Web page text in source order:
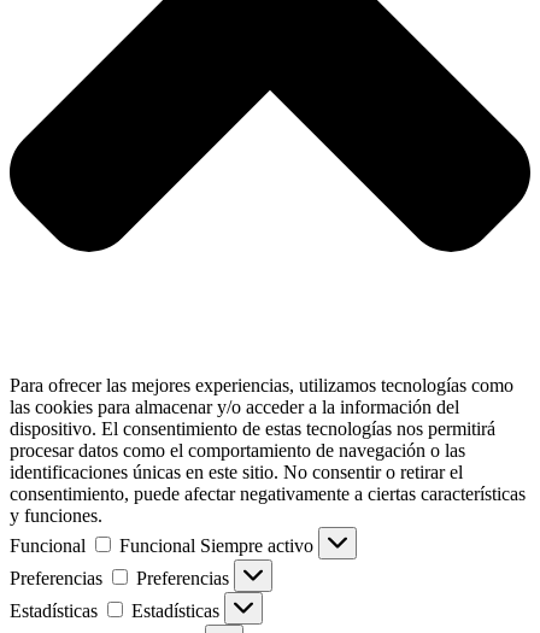
Para ofrecer las mejores experiencias, utilizamos tecnologías como
las cookies para almacenar y/o acceder a la información del
dispositivo. El consentimiento de estas tecnologías nos permitirá
procesar datos como el comportamiento de navegación o las
identificaciones únicas en este sitio. No consentir o retirar el
consentimiento, puede afectar negativamente a ciertas características
y funciones.
Funcional
Funcional Siempre activo
Preferencias
Preferencias
Estadísticas
Estadísticas